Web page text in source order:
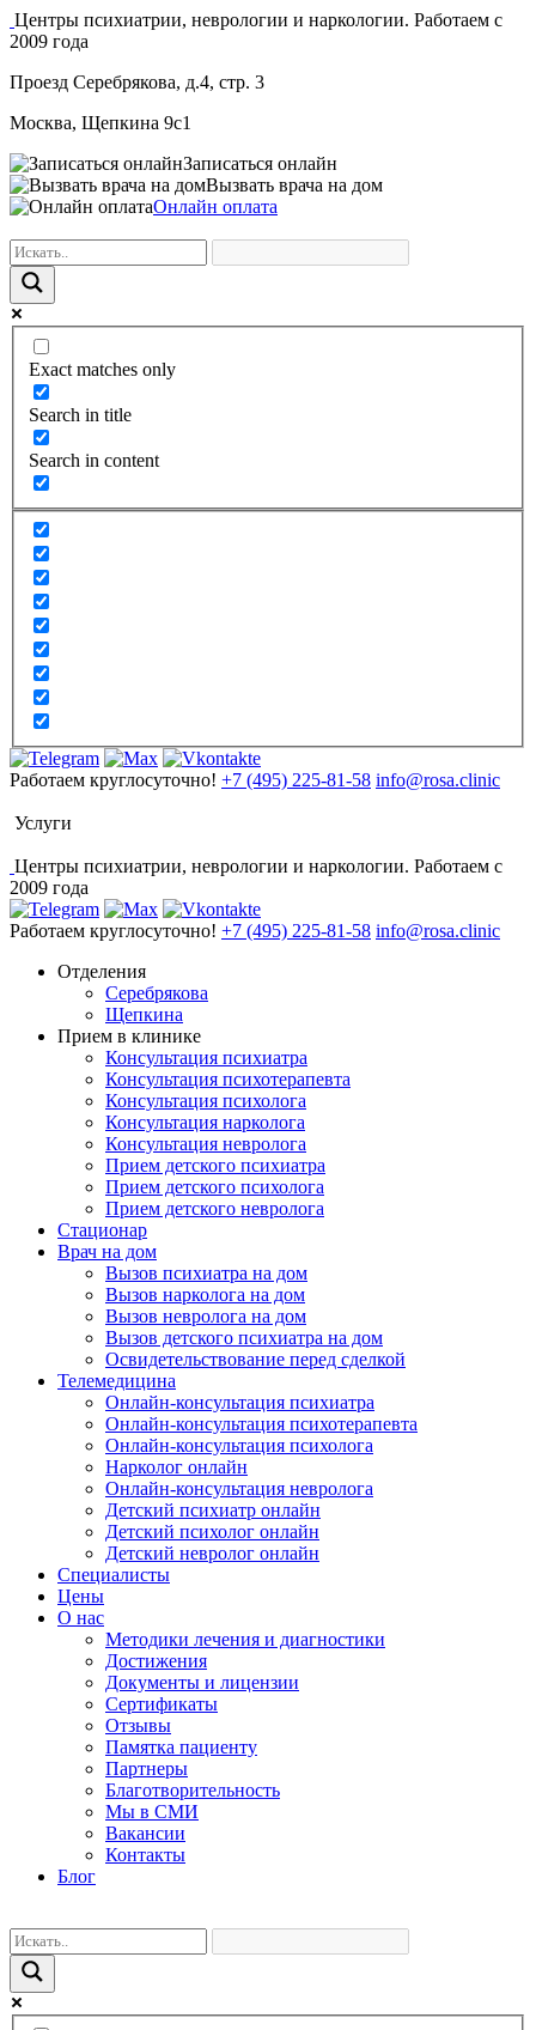
Центры психиатрии, неврологии и наркологии. Работаем с
2009 года
Проезд Серебрякова, д.4, стр. 3
Москва, Щепкина 9с1
Записаться онлайн
Вызвать врача на дом
Онлайн оплата
Exact matches only
Search in title
Search in content
Работаем круглосуточно! +7 (495) 225-81-58 info@rosa.clinic
Услуги
Центры психиатрии, неврологии и наркологии. Работаем с
2009 года
Работаем круглосуточно! +7 (495) 225-81-58 info@rosa.clinic
Отделения
Серебрякова
Щепкина
Прием в клинике
Консультация психиатра
Консультация психотерапевта
Консультация психолога
Консультация нарколога
Консультация невролога
Прием детского психиатра
Прием детского психолога
Прием детского невролога
Стационар
Врач на дом
Вызов психиатра на дом
Вызов нарколога на дом
Вызов невролога на дом
Вызов детского психиатра на дом
Освидетельствование перед сделкой
Телемедицина
Онлайн-консультация психиатра
Онлайн-консультация психотерапевта
Онлайн-консультация психолога
Нарколог онлайн
Онлайн-консультация невролога
Детский психиатр онлайн
Детский психолог онлайн
Детский невролог онлайн
Специалисты
Цены
О нас
Методики лечения и диагностики
Достижения
Документы и лицензии
Сертификаты
Отзывы
Памятка пациенту
Партнеры
Благотворительность
Мы в СМИ
Вакансии
Контакты
Блог